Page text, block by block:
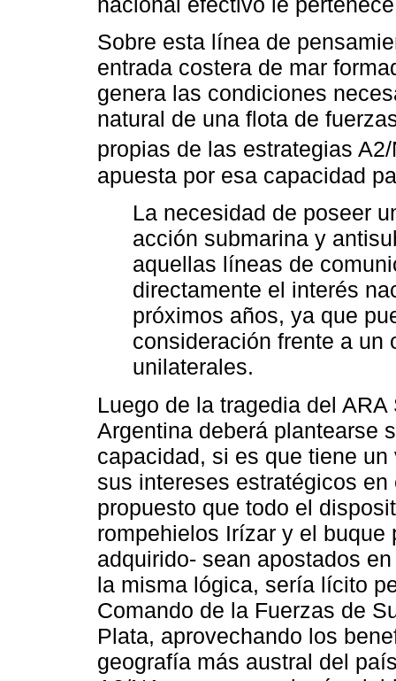
Sobre esta línea de
entrada costera de mar
genera las condiciones
natural de una flota de
propias de las estrategias
apuesta por esa capacidad
La necesidad de poseer
acción submarina y
aquellas líneas de
directamente el interés
próximos años, ya que
consideración frente a un
unilaterales.
Luego de la tragedia del
Argentina deberá plantearse
capacidad, si es que tiene
sus intereses estratégicos
propuesto que todo el
rompehielos Irízar y el
adquirido- sean apostados
la misma lógica, sería lícito
Comando de la Fuerzas de
Plata, aprovechando los
geografía más austral del